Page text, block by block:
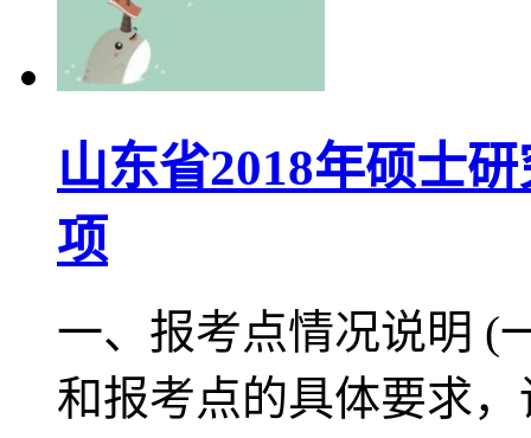
山东省2018年硕士
项
一、报考点情况说明 (
和报考点的具体要求